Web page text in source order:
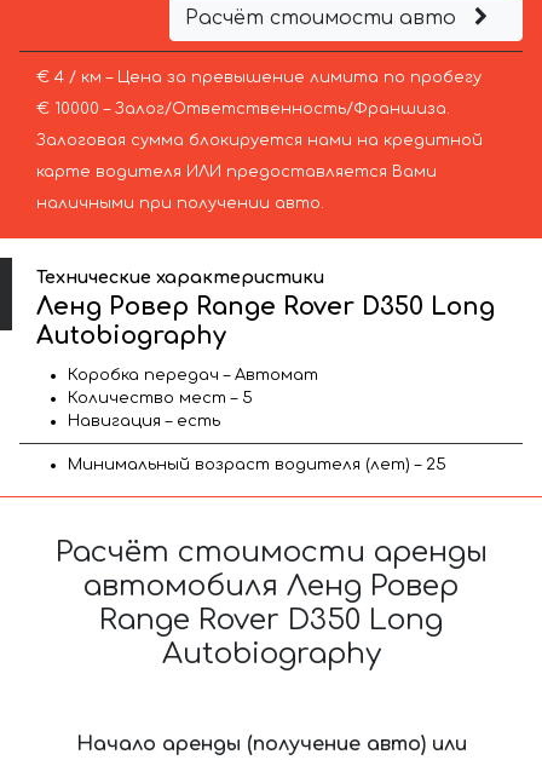
Расчёт стоимости авто
€ 4 / км – Цена за превышение лимита по пробегу
€ 10000 – Залог/Ответственность/Франшиза.
Залоговая сумма блокируется нами на кредитной
карте водителя ИЛИ предоставляется Вами
наличными при получении авто.
Технические характеристики
Ленд Ровер Range Rover D350 Long
Autobiography
Коробка передач – Автомат
Количество мест – 5
Навигация – есть
Минимальный возраст водителя (лет) – 25
Расчёт стоимости аренды
автомобиля Ленд Ровер
Range Rover D350 Long
Autobiography
Начало аренды (получение авто) или